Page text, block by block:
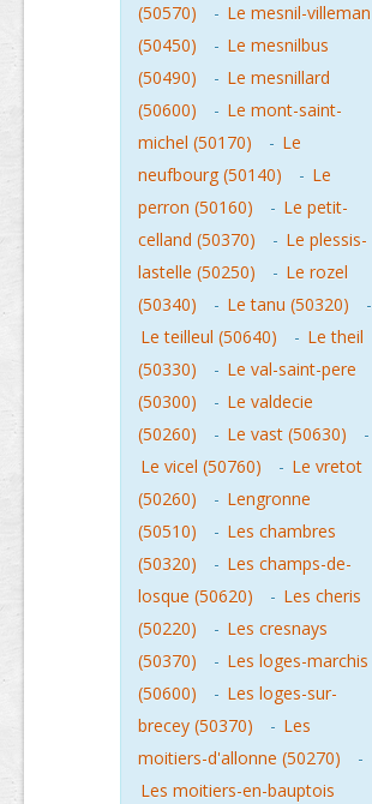
(50570)
- Le mesnil-villeman
(50450)
- Le mesnilbus
(50490)
- Le mesnillard
(50600)
- Le mont-saint-
michel (50170)
- Le
neufbourg (50140)
- Le
perron (50160)
- Le petit-
celland (50370)
- Le plessis-
lastelle (50250)
- Le rozel
(50340)
- Le tanu (50320)
-
Le teilleul (50640)
- Le theil
(50330)
- Le val-saint-pere
(50300)
- Le valdecie
(50260)
- Le vast (50630)
-
Le vicel (50760)
- Le vretot
(50260)
- Lengronne
(50510)
- Les chambres
(50320)
- Les champs-de-
losque (50620)
- Les cheris
(50220)
- Les cresnays
(50370)
- Les loges-marchis
(50600)
- Les loges-sur-
brecey (50370)
- Les
moitiers-d'allonne (50270)
-
Les moitiers-en-bauptois